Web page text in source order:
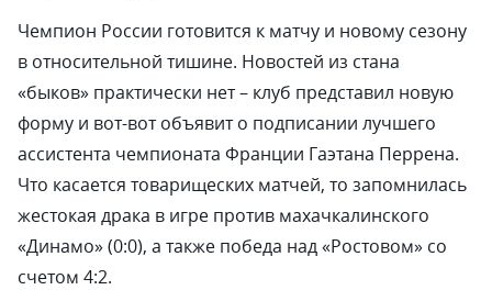
Чемпион России готовится к матчу и новому сезону
в относительной тишине. Новостей из стана
«быков» практически нет – клуб представил новую
форму и вот-вот объявит о подписании лучшего
ассистента чемпионата Франции Гаэтана Перрена.
Что касается товарищеских матчей, то запомнилась
жестокая драка в игре против махачкалинского
«Динамо» (0:0), а также победа над «Ростовом» со
счетом 4:2.